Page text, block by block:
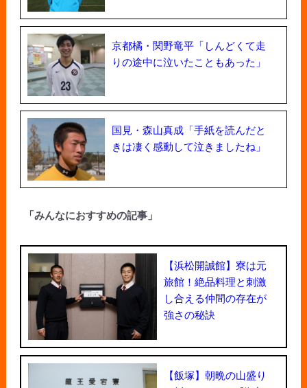
京都橘・関野竜平「しんどくて走
りの途中に泣いたこともあった」
国見・森山真成「手紙を読んだと
きは凄く感動して泣きましたね」
「みんなにおすすめの記事」
【浜松開誠館】寮は元
旅館！絶品料理と刺激
し合える仲間の存在が
強さの秘訣
【飯塚】朝晩の山盛り